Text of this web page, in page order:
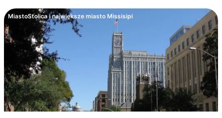
MiastoStolica i największe miasto Missisipi